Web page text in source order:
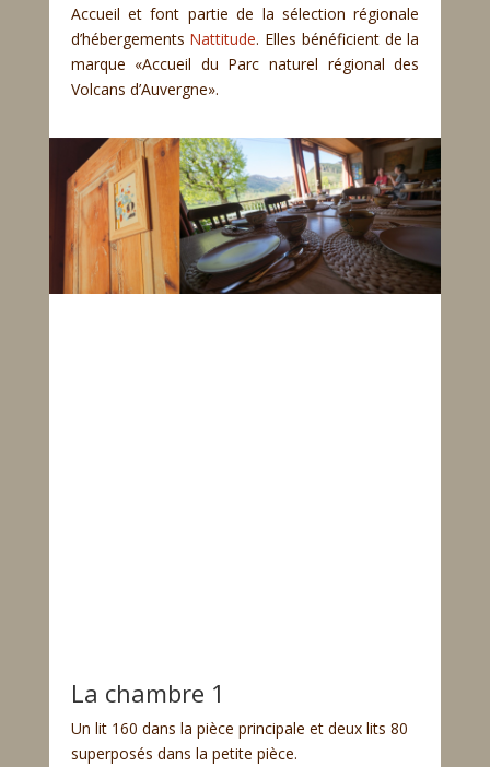
Accueil et font partie de la sélection régionale
d’hébergements Nattitude. Elles bénéficient de la
marque «Accueil du Parc naturel régional des
Volcans d’Auvergne».
La chambre 1
Un lit 160 dans la pièce principale et deux lits 80
superposés dans la petite pièce.